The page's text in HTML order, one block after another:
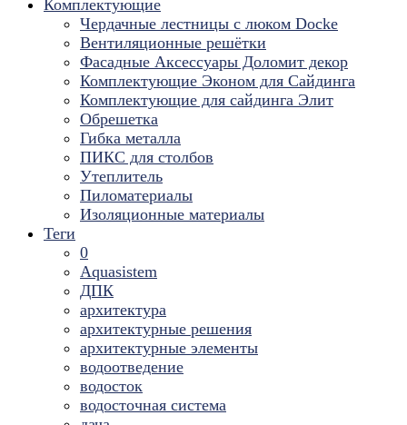
Комплектующие
Чердачные лестницы с люком Docke
Вентиляционные решётки
Фасадные Аксессуары Доломит декор
Комплектующие Эконом для Сайдинга
Комплектующие для cайдинга Элит
Обрешетка
Гибка металла
ПИКС для столбов
Утеплитель
Пиломатериалы
Изоляционные материалы
Теги
0
Aquasistem
ДПК
архитектура
архитектурные решения
архитектурные элементы
водоотведение
водосток
водосточная система